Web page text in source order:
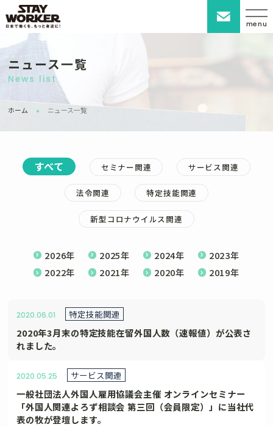
menu
ニュース一覧
News list
ホーム ニュース一覧
すべて セミナー関連 サービス関連
法令関連 特定技能関連
新型コロナウイルス関連
2026年 2025年 2024年
2023年
2022年
2021年 2020年 2019年
2020.06.01 特定技能関連
2020年3月末の特定技能在留外国人数（速報値）が公表さ
れました。
2020.05.25 サービス関連
一般社団法人外国人雇用協議会主催 オンラインセミナー
「外国人関連よろず相談会 第三回（会員限定）」に当社代
表の牧が登壇します。